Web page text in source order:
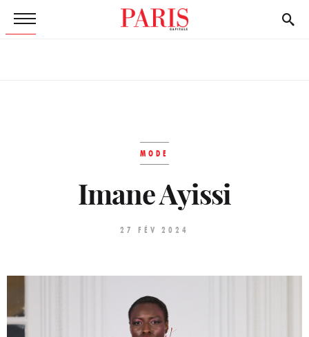
MODE
Imane Ayissi
27 FÉV 2024